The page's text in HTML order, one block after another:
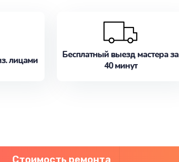
лицами
Бесплатный выезд мастера за
40 минут
Стоимость ремонта